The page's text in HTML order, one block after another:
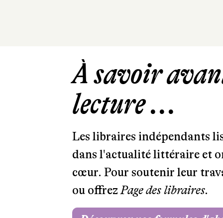
À savoir
lecture ...
Les libraires indépendants
dans l'actualité littéraire et
cœur. Pour soutenir leur
ou offrezPage des libraires.